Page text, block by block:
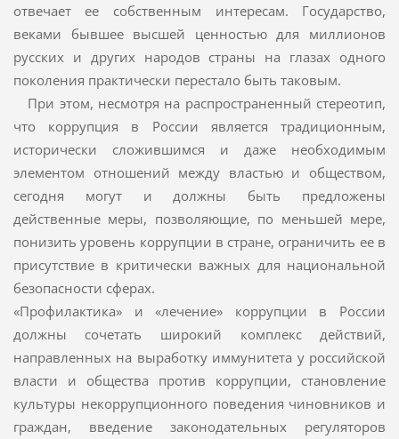
отвечает ее собственным интересам. Государство,
веками бывшее высшей ценностью для миллионов
русских и других народов страны на глазах одного
поколения практически перестало быть таковым.
При этом, несмотря на распространенный стереотип,
что коррупция в России является традиционным,
исторически сложившимся и даже необходимым
элементом отношений между властью и обществом,
сегодня могут и должны быть предложены
действенные меры, позволяющие, по меньшей мере,
понизить уровень коррупции в стране, ограничить ее в
присутствие в критически важных для национальной
безопасности сферах.
«Профилактика» и «лечение» коррупции в России
должны сочетать широкий комплекс действий,
направленных на выработку иммунитета у российской
власти и общества против коррупции, становление
культуры некоррупционного поведения чиновников и
граждан, введение законодательных регуляторов